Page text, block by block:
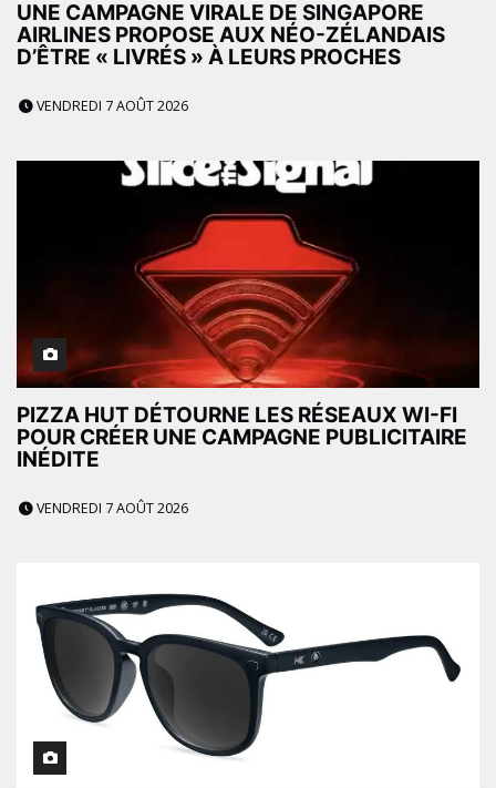
UNE CAMPAGNE VIRALE DE SINGAPORE
AIRLINES PROPOSE AUX NÉO-ZÉLANDAIS
D’ÊTRE « LIVRÉS » À LEURS PROCHES
VENDREDI 7 AOÛT 2026
PIZZA HUT DÉTOURNE LES RÉSEAUX WI-FI
POUR CRÉER UNE CAMPAGNE PUBLICITAIRE
INÉDITE
VENDREDI 7 AOÛT 2026